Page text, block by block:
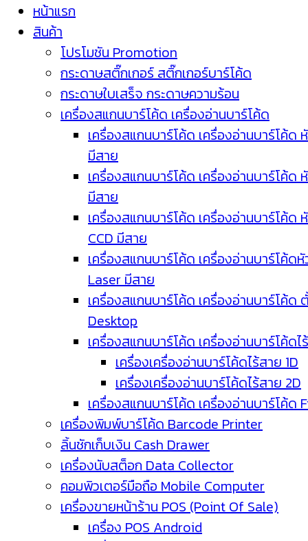
หน้าแรก
สินค้า
โปรโมชัน Promotion
กระดาษสติ๊กเกอร์ สติ๊กเกอร์บาร์โค้ด
กระดาษใบเสร็จ กระดาษความร้อน
เครื่องสแกนบาร์โค้ด เครื่องอ่านบาร์โค้ด
เครื่องสแกนบาร์โค้ด เครื่องอ่านบาร์โค้ด
มีสาย
เครื่องสแกนบาร์โค้ด เครื่องอ่านบาร์โค้ด
มีสาย
เครื่องสแกนบาร์โค้ด เครื่องอ่านบาร์โค้ด
CCD มีสาย
เครื่องสแกนบาร์โค้ด เครื่องอ่านบาร์โค้ด
Laser มีสาย
เครื่องสแกนบาร์โค้ด เครื่องอ่านบาร์โค้ด
Desktop
เครื่องสแกนบาร์โค้ด เครื่องอ่านบาร์โค้ดไ
เครื่องเครื่องอ่านบาร์โค้ดไร้สาย 1D
เครื่องเครื่องอ่านบาร์โค้ดไร้สาย 2D
เครื่องสแกนบาร์โค้ด เครื่องอ่านบาร์โค้ด
เครื่องพิมพ์บาร์โค้ด Barcode Printer
ลิ้นชักเก็บเงิน Cash Drawer
เครื่องนับสต็อก Data Collector
คอมพิวเตอร์มือถือ Mobile Computer
เครื่องขายหน้าร้าน POS (Point Of Sale)
เครื่อง POS Android